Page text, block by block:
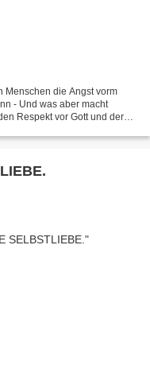
Menschen die Angst vorm
- Und was aber macht
Respekt vor Gott und der